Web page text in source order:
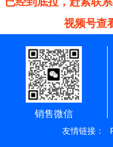
视频号查
销售微信
友情链接：